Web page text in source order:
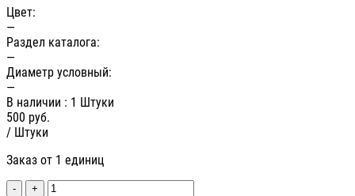
Цвет:
—
Раздел каталога:
—
Диаметр условный:
—
В наличии : 1 Штуки
500 руб.
/ Штуки
Заказ от 1 единиц
- +